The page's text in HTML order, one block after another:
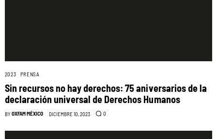
2023 PRENSA
Sin recursos no hay derechos: 75 aniversarios de la
declaración universal de Derechos Humanos
BY OXFAM MÉXICO DICIEMBRE 10, 2023 0